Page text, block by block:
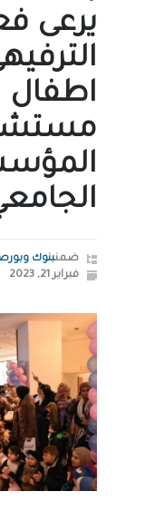
يرعى
اطفال
ضمنبنوك
فبراير 21, 2023